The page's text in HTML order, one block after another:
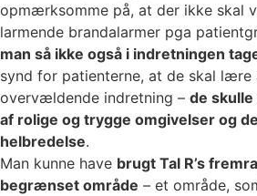
opmærksomme på, at der ikke skal
larmende brandalarmer pga
man så ikke også i indretningen
synd for patienterne, at de skal
overvældende indretning – de
af rolige og trygge omgivelser og
helbredelse.
Man kunne have brugt Tal R’s
begrænset område – et område,